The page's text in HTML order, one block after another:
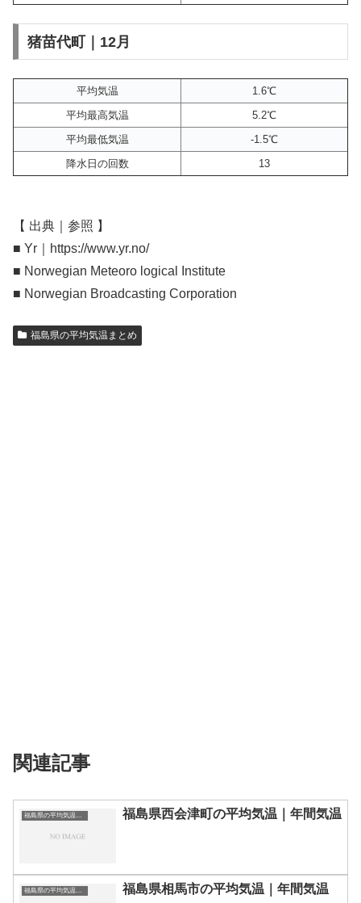
猪苗代町｜12月
平均気温
1.6℃
平均最高気温
5.2℃
平均最低気温
-1.5℃
降水日の回数
13
【 出典｜参照 】
■ Yr｜https://www.yr.no/
■ Norwegian Meteoro logical Institute
■ Norwegian Broadcasting Corporation
福島県の平均気温まとめ
関連記事
福島県の平均気温まとめ 福島県西会津町の平均気温｜年間気温
福島県の平均気温まとめ 福島県相馬市の平均気温｜年間気温